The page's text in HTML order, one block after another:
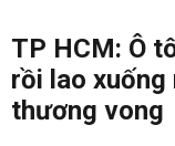
TP HCM: Ô
rồi lao
thương vong